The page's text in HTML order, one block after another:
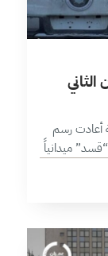
أعادت رسم
ميدانياً
في